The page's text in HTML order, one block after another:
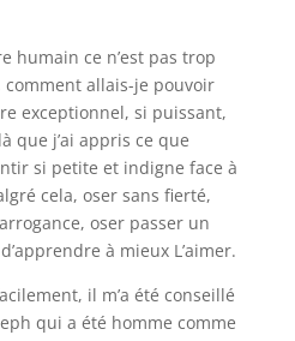
humain ce n’est pas trop
allais-je pouvoir
exceptionnel, si puissant,
que j’ai appris ce que
si petite et indigne face à
cela, oser sans fierté,
oser passer un
à mieux L’aimer.
il m’a été conseillé
qui a été homme comme